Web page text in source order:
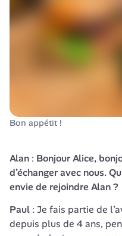
Bon appétit !
Alan : Bonjour Alice,
d’échanger avec nous.
envie de rejoindre Alan ?
Paul : Je fais partie de
depuis plus de 4 ans,